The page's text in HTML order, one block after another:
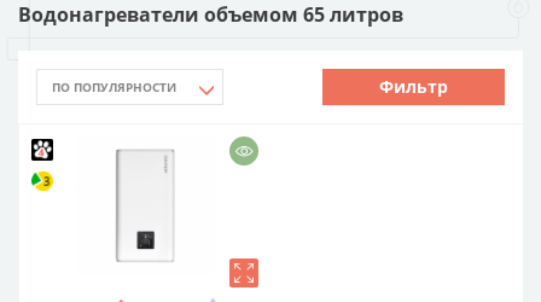
Водонагреватели объемом 65 литров
Фильтр